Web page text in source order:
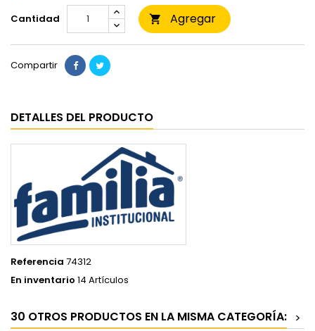
Cantidad  Agregar
Compartir
DETALLES DEL PRODUCTO
Referencia 74312
En inventario 14 Artículos
30 OTROS PRODUCTOS EN LA MISMA CATEGORÍA: >